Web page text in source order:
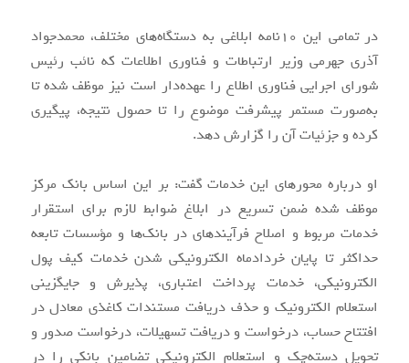
در تمامی این ۱۰‌نامه ابلاغی به دستگاه‌های مختلف، محمدجواد
آذری جهرمی وزیر ارتباطات و فناوری اطلاعات که نائب رئیس
شورای اجرایی فناوری اطلاع را عهده‌دار است نیز موظف شده تا
به‌صورت مستمر پیشرفت موضوع را تا حصول نتیجه، پیگیری
کرده و جزئیات آن را گزارش دهد.
او درباره محورهای این خدمات گفت: بر این اساس بانک مرکز
موظف شده ضمن تسریع در ابلاغ ضوابط لازم برای استقرار
خدمات مربوط و اصلاح فرآیندهای در بانک‌ها و مؤسسات تابعه
حداکثر تا پایان خردادماه الکترونیکی شدن خدمات کیف پول
الکترونیکی، خدمات پرداخت اعتباری، پذیرش و جایگزینی
استعلام الکترونیک و حذف دریافت مستندات کاغذی معادل در
افتتاح حساب، درخواست و دریافت تسهیلات، درخواست صدور و
تحویل دسته‌چک و استعلام الکترونیکی تضامین بانکی را در